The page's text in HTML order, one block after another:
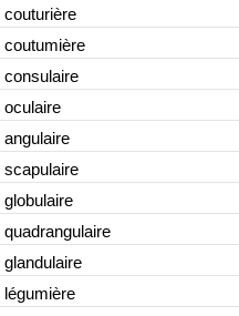
couturière
coutumière
consulaire
oculaire
angulaire
scapulaire
globulaire
quadrangulaire
glandulaire
légumière